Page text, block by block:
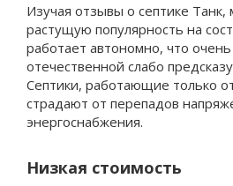
Изучая отзывы о септике
растущую популярность на
работает автономно, что
отечественной слабо
Септики, работающие только
страдают от перепадов
энергоснабжения.
Низкая стоимость